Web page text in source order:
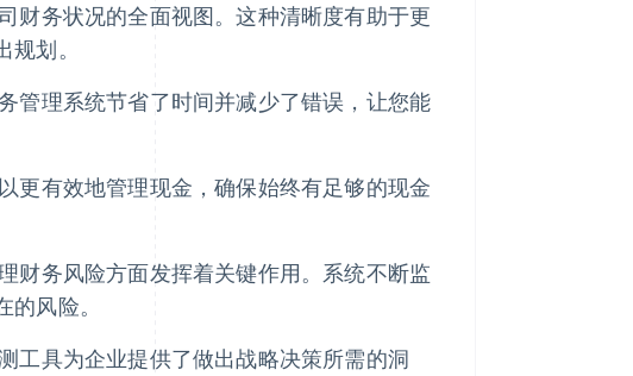
财务状况的全面视图。这种清晰度有助于更
划。
管理系统节省了时间并减少了错误，让您能
更有效地管理现金，确保始终有足够的现金
财务风险方面发挥着关键作用。系统不断监
风险。
工具为企业提供了做出战略决策所需的洞